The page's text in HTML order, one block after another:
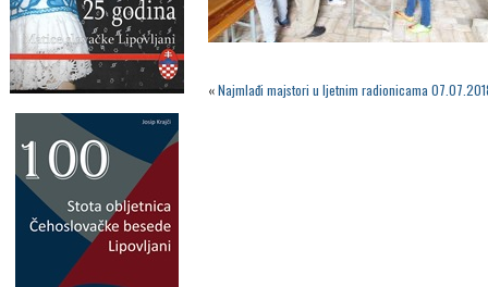
«Najmlađi majstori u ljetnim radionicama